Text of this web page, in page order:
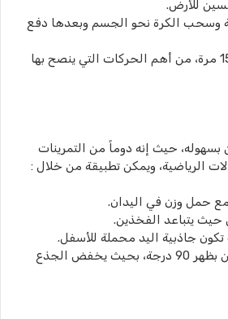
للأرض.
وسحب الكرة نحو الجسم وبعدها دفع
يمكن تكرار تلك الحركة 15 مرة، من أهم الحركات التي ينصح بها
بسهوله، حيث إنه دوماً من التمرينات
الرياضية، ويمكن تطبيقة من خلال :
حمل وزن في اليدان.
حيث يتباعد الفخذين.
تكون جاذبية اليد محملة للأسفل.
النزول إلى أتجاه القدمين بظهر 90 درجة، بحيث يخفض الجذع